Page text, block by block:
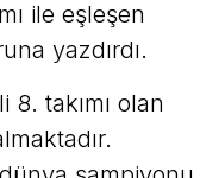
ile eşleşen
yazdırdı.
takımı olan